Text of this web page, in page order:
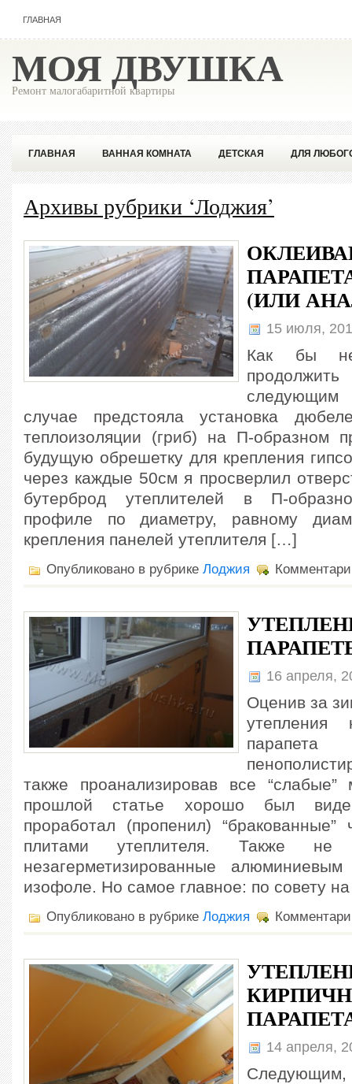
ГЛАВНАЯ
МОЯ ДВУШКА
Ремонт малогабаритной квартиры
ГЛАВНАЯ ВАННАЯ КОМНАТА ДЕТСКАЯ ДЛЯ
Архивы рубрики ‘Лоджия’
(ИЛИ
15 июля,
Как бы
случае предстояла установка
теплоизоляции (гриб) на П-образном
будущую обрешетку для крепления
через каждые 50см я просверлил
бутерброд утеплителей в П-
профиле по диаметру, равному
крепления панелей утеплителя […]
Опубликовано в рубрике Лоджия
16 апреля,
Оценив за
утепления
парапета
также проанализировав все
прошлой статье хорошо был
проработал (пропенил)
плитами утеплителя. Также
незагерметизированные
изофоле. Но самое главное: по совету
Опубликовано в рубрике Лоджия
14 апреля,
Следующим,